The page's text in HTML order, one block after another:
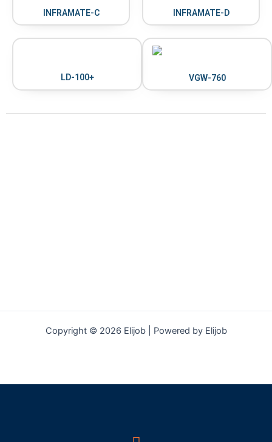
INFRAMATE-C INFRAMATE-D
LD-100+ VGW-760
Copyright © 2026 Elijob | Powered by Elijob